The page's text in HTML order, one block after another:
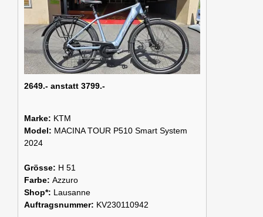
2649.- anstatt 3799.-
Marke: KTM
Model: MACINA TOUR P510 Smart System
2024
Grösse: H 51
Farbe: Azzuro
Shop*: Lausanne
Auftragsnummer: KV230110942